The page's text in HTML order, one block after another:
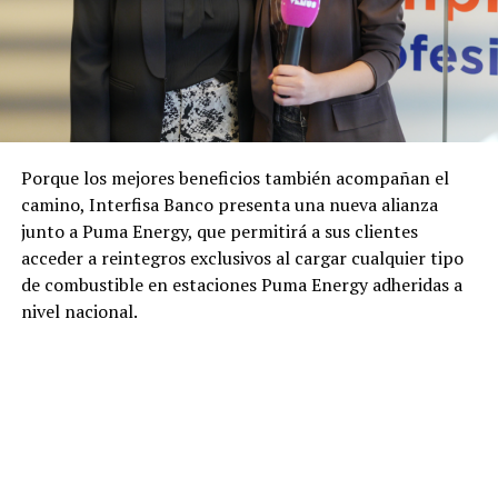
Porque los mejores beneficios también acompañan el
camino, Interfisa Banco presenta una nueva alianza
junto a Puma Energy, que permitirá a sus clientes
acceder a reintegros exclusivos al cargar cualquier tipo
de combustible en estaciones Puma Energy adheridas a
nivel nacional.